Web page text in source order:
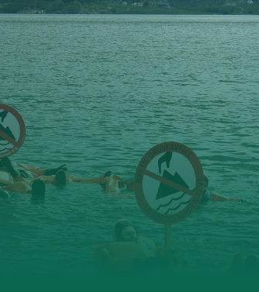
Vår historieEn inkluderende
digitale møterNatur & miljøInformation